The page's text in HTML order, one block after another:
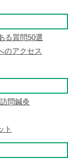
る質問50選
のアクセス
訪問鍼灸
ト